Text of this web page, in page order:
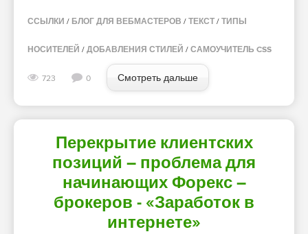
ССЫЛКИ / БЛОГ ДЛЯ ВЕБМАСТЕРОВ / ТЕКСТ / ТИПЫ
НОСИТЕЛЕЙ / ДОБАВЛЕНИЯ СТИЛЕЙ / САМОУЧИТЕЛЬ CSS
723 0 Смотреть дальше
Перекрытие клиентских
позиций – проблема для
начинающих Форекс –
брокеров - «Заработок в
интернете»